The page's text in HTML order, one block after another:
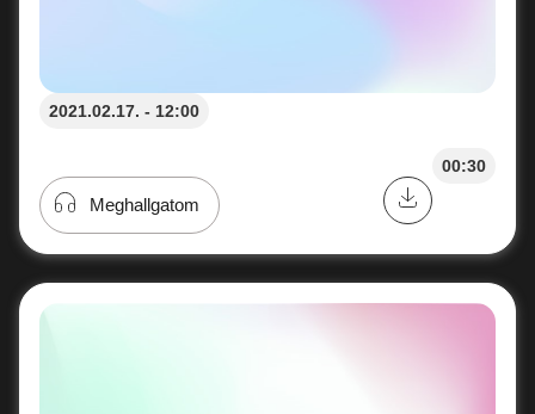
2021.02.17. - 12:00
00:30
Meghallgatom